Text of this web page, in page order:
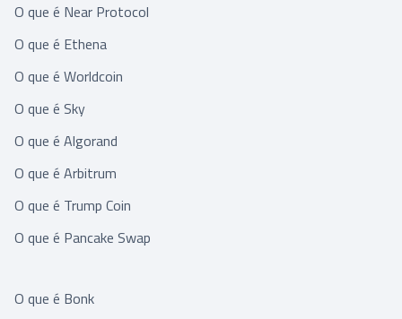
O que é Near Protocol
O que é Ethena
O que é Worldcoin
O que é Sky
O que é Algorand
O que é Arbitrum
O que é Trump Coin
O que é Pancake Swap
O que é Bonk